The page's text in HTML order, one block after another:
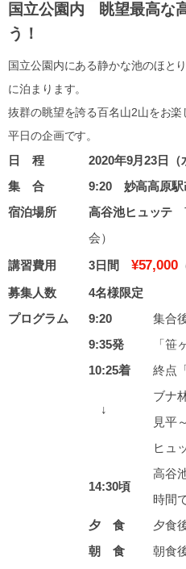
国立公園内 眺望最高な
う！
国立公園内にある静かな池のほと
に泊まります。
抜群の眺望を誇る百名山2山をお
平日の企画です。
日 程
2020年9月23日（
集 合
9:20 妙高高原駅
宿泊場所
高谷池ヒュッテ
会）
講習費用
3日間 ¥57,000
募集人数
4名様限定
プログラム
9:20
集合
9:35発
「笹
10:25着
終点
↓
ブナ
見平
ヒュ
14:30頃
高谷
時間
夕 食
夕食
朝 食
朝食